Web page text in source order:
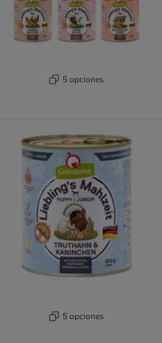
5 opciones
5 opciones